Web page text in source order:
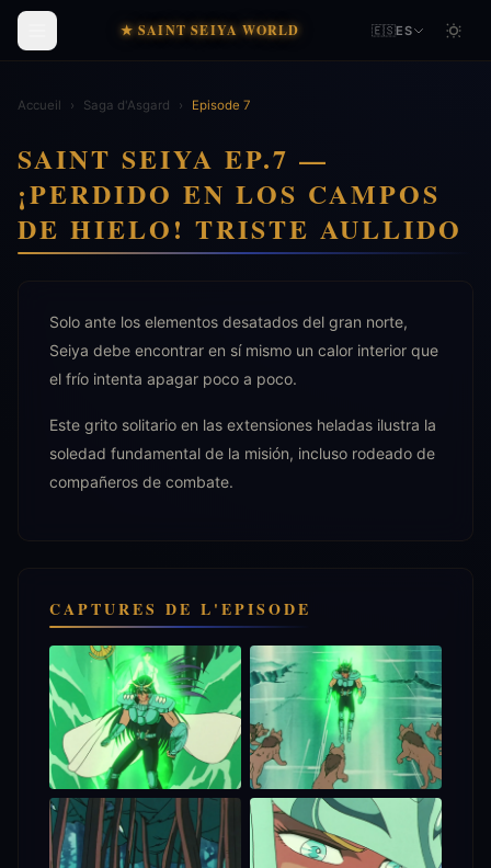
★ SAINT SEIYA WORLD 🇪🇸ES
Accueil › Saga d'Asgard › Episode 7
SAINT SEIYA EP.7 —
¡PERDIDO EN LOS CAMPOS
DE HIELO! TRISTE AULLIDO
Solo ante los elementos desatados del gran norte,
Seiya debe encontrar en sí mismo un calor interior que
el frío intenta apagar poco a poco.
Este grito solitario en las extensiones heladas ilustra la
soledad fundamental de la misión, incluso rodeado de
compañeros de combate.
CAPTURES DE L'EPISODE